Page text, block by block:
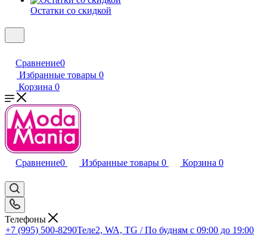
Остатки со скидкой
Сравнение0
Избранные товары 0
Корзина 0
Сравнение0 Избранные товары 0 Корзина 0
Телефоны
+7 (995) 500-8290Теле2, WA, TG / По будням c 09:00 до 19:00